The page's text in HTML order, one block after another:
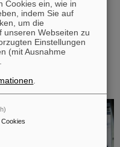
von zwei
demonstriert
Cookies ein, wie in
indem Sie auf
um die
unseren Webseiten zu
Einstellungen
(mit Ausnahme